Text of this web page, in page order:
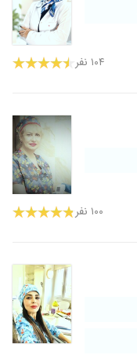
۱۰۴ نفر
۱۰۰ نفر